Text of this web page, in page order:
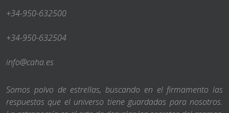
+34-950-632500
+34-950-632504
info@caha.es
Somos polvo de estrellas, buscando en el firmamento las
respuestas que el universo tiene guardadas para nosotros.